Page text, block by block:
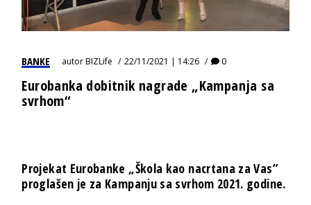
BANKE autorBIZLife 22/11/2021 | 14:26 0
Eurobanka dobitnik nagrade „Kampanja sa
svrhom“
Projekat Eurobanke „Škola kao nacrtana za Vas”
proglašen je za Kampanju sa svrhom 2021. godine.